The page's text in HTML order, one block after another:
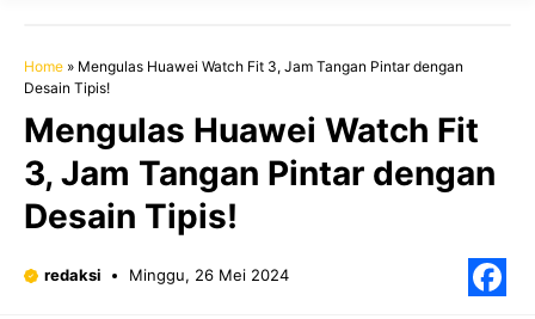
Home » Mengulas Huawei Watch Fit 3, Jam Tangan Pintar dengan
Desain Tipis!
Mengulas Huawei Watch Fit
3, Jam Tangan Pintar dengan
Desain Tipis!
redaksi Minggu, 26 Mei 2024